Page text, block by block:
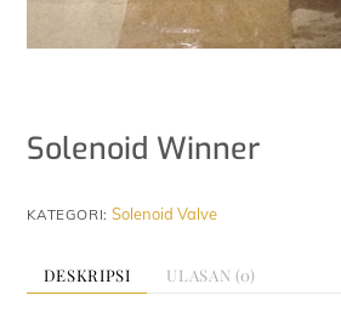
Solenoid Winner
KATEGORI:Solenoid Valve
DESKRIPSI ULASAN (0)